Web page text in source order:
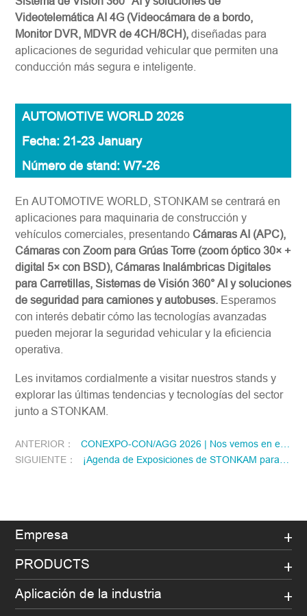
Videotelemática AI 4G (Videocámara de a bordo,
Monitor DVR, MDVR de 4CH/8CH),diseñadas para
aplicaciones de seguridad vehicular que permiten una
conducción más segura e inteligente.
AUTOMOTIVE WORLD 2026
Fecha: 21-23 January
Número de stand: W7-26
En AUTOMOTIVE WORLD, STONKAM se centrará en
aplicaciones para maquinaria de construcción y
vehículos comerciales, presentandoCámaras AI (APC),
Cámaras con Zoom para Grúas Torre (zoom óptico 30× +
digital 5× con BSD), Cámaras Inalámbricas Digitales
para Carretillas, Sistemas de Visión 360° AI y soluciones
de seguridad para camiones y autobuses. Esperamos
con interés debatir cómo las tecnologías avanzadas
pueden mejorar la seguridad vehicular y la eficiencia
operativa.
Les invitamos cordialmente a visitar nuestros stands y
explorar las últimas tendencias y tecnologías del sector
junto a STONKAM.
ANTERIOR：
CONEXPO-CON/AGG 2026 | Nos vemos en el stand n.º N-10251
SIGUIENTE：
¡Agenda de Exposiciones de STONKAM para Octubre y Noviembre!
Empresa
PRODUCTS
Aplicación de la industria